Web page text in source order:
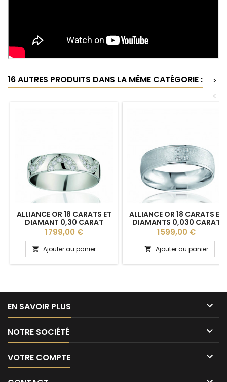
16 AUTRES PRODUITS DANS LA MÊME CATÉGORIE :
>
<
ALLIANCE OR 18 CARATS ET
DIAMANT 0,30 CARAT
"CORINNA" - 5 MM
Prix
1 799,00 €
 Ajouter au panier
ALLIANCE OR 18 CARATS ET
DIAMANTS 0,030 CARAT
"ANALIA" BREUNING - 6 MM
Prix
1 599,00 €
 Ajouter au panier
EN SAVOIR PLUS 
NOTRE SOCIÉTÉ 
VOTRE COMPTE 